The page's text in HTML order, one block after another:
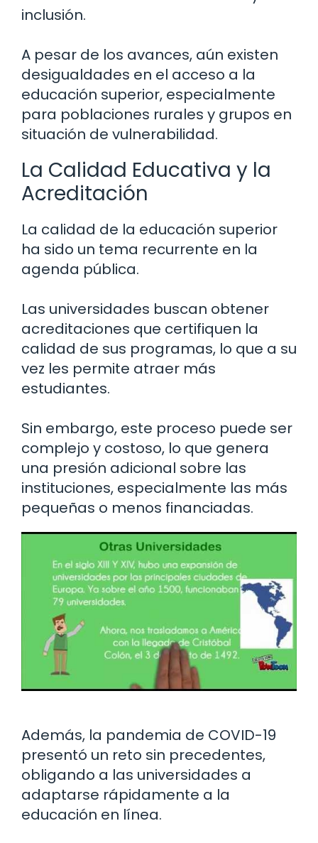
inclusión.
A pesar de los avances, aún existen
desigualdades en el acceso a la
educación superior, especialmente
para poblaciones rurales y grupos en
situación de vulnerabilidad.
La Calidad Educativa y la
Acreditación
La calidad de la educación superior
ha sido un tema recurrente en la
agenda pública.
Las universidades buscan obtener
acreditaciones que certifiquen la
calidad de sus programas, lo que a su
vez les permite atraer más
estudiantes.
Sin embargo, este proceso puede ser
complejo y costoso, lo que genera
una presión adicional sobre las
instituciones, especialmente las más
pequeñas o menos financiadas.
Además, la pandemia de COVID-19
presentó un reto sin precedentes,
obligando a las universidades a
adaptarse rápidamente a la
educación en línea.